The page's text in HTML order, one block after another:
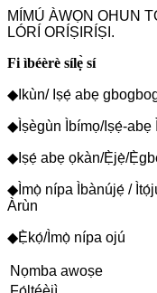
MÍMÚ ÀWỌN OHUN
LÓRÍ ORÍṢIRÍṢI.
Fi ìbéèrè sílẹ̀ sí
◆Ikùn/ Iṣẹ́ abẹ
◆Ìṣègùn Ìbímọ/Iṣẹ́-abẹ
◆Iṣẹ́ abẹ ọkàn/Ẹ̀jẹ̀/
◆Ìmọ̀ nípa Ìbànújẹ́ /
Àrùn
◆Ẹ̀kọ́/Ìmọ̀ nípa ojú
Nọmba awoṣe